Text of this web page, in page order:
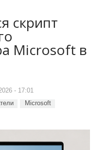
скрипт
Microsoft в
- 17:01
Microsoft